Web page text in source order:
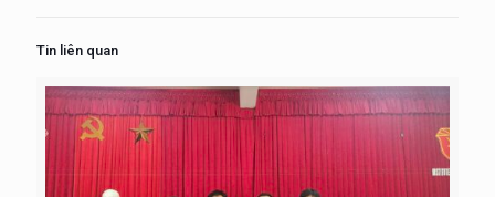
Tin liên quan